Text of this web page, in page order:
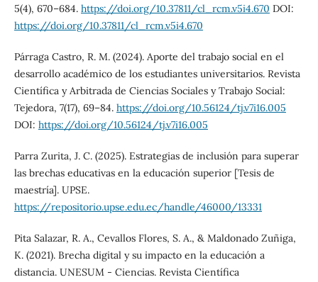
5(4), 670–684. https://doi.org/10.37811/cl_rcm.v5i4.670 DOI:
https://doi.org/10.37811/cl_rcm.v5i4.670
Párraga Castro, R. M. (2024). Aporte del trabajo social en el
desarrollo académico de los estudiantes universitarios. Revista
Científica y Arbitrada de Ciencias Sociales y Trabajo Social:
Tejedora, 7(17), 69–84. https://doi.org/10.56124/tj.v7i16.005
DOI: https://doi.org/10.56124/tj.v7i16.005
Parra Zurita, J. C. (2025). Estrategias de inclusión para superar
las brechas educativas en la educación superior [Tesis de
maestría]. UPSE.
https://repositorio.upse.edu.ec/handle/46000/13331
Pita Salazar, R. A., Cevallos Flores, S. A., & Maldonado Zuñiga,
K. (2021). Brecha digital y su impacto en la educación a
distancia. UNESUM - Ciencias. Revista Científica